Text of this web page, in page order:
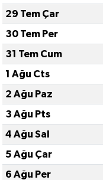
29 Tem Çar
30 Tem Per
31 Tem Cum
1 Ağu Cts
2 Ağu Paz
3 Ağu Pts
4 Ağu Sal
5 Ağu Çar
6 Ağu Per